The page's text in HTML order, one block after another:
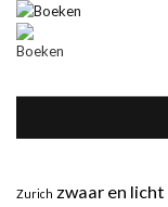
Zurich zwaar en licht